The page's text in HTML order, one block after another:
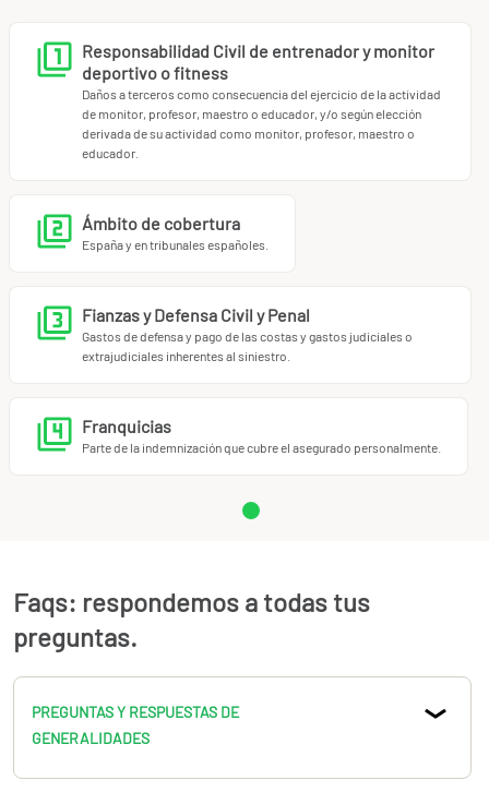
Además, este producto está alineado con los principios de
profesionalización y calidad impulsados por la FEF y el
Registro Español de Profesionales del Ejercicio (ESREPs
reforzando la seguridad y confianza de tus clientes.
Responsabilidad Civil de entrenador y monitor
deportivo o fitness
Daños a terceros como consecuencia del ejercicio de la actividad
de monitor, profesor, maestro o educador, y/o según elección
derivada de su actividad como monitor, profesor, maestro o
educador.
Ámbito de cobertura
España y en tribunales españoles.
Fianzas y Defensa Civil y Penal
Gastos de defensa y pago de las costas y gastos judiciales o
extrajudiciales inherentes al siniestro.
Franquicias
Parte de la indemnización que cubre el asegurado personalmente.
Faqs: respondemos a todas tus
preguntas.
PREGUNTAS Y RESPUESTAS DE
GENERALIDADES